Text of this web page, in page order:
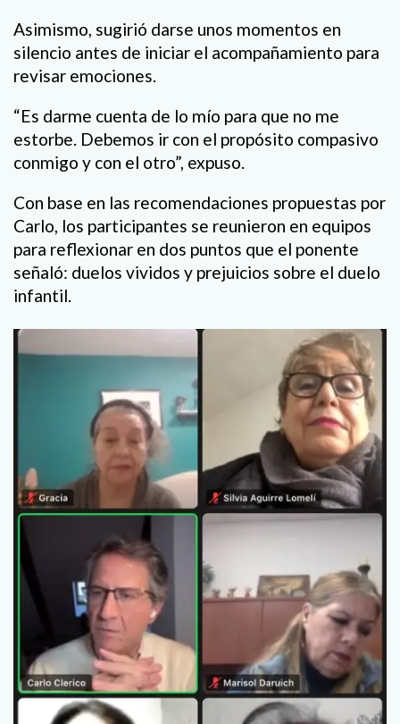
Asimismo, sugirió darse unos momentos en
silencio antes de iniciar el acompañamiento para
revisar emociones.
“Es darme cuenta de lo mío para que no me
estorbe. Debemos ir con el propósito compasivo
conmigo y con el otro”, expuso.
Con base en las recomendaciones propuestas por
Carlo, los participantes se reunieron en equipos
para reflexionar en dos puntos que el ponente
señaló: duelos vividos y prejuicios sobre el duelo
infantil.